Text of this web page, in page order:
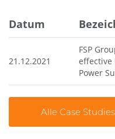
Datum
21.12.2021
FSP
effective
Power